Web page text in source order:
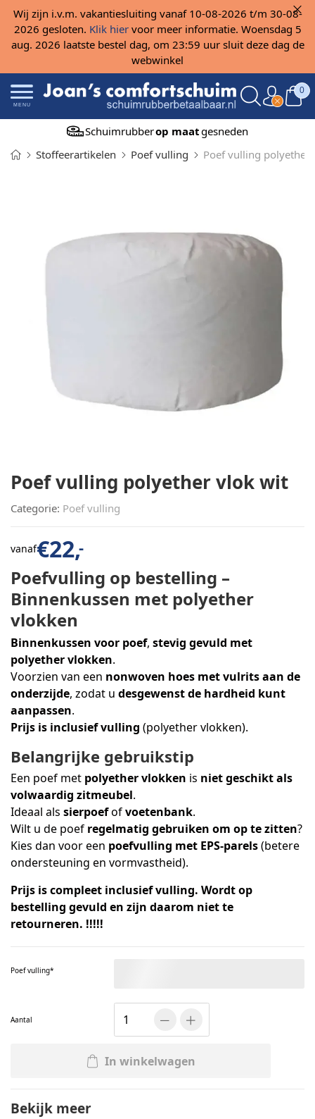
Wij zijn i.v.m. vakantiesluiting vanaf 10-08-2026 t/m 30-08-
2026 gesloten. Klik hiervoor meer informatie. Woensdag 5
aug. 2026 laatste bestel dag, om 23:59 uur sluit deze dag de
webwinkel
MENU
0
Schuimrubberop maatgesneden
Stoffeerartikelen
Poef vulling Poef vulling polyether
Poef vulling polyether vlok wit
Categorie: Poef vulling
vanaf€22,-
Poefvulling op bestelling –
Binnenkussen met polyether
vlokken
Binnenkussen voor poef, stevig gevuld met
polyether vlokken.
Voorzien van een nonwoven hoes met vulrits aan de
onderzijde, zodat u desgewenst de hardheid kunt
aanpassen.
Prijs is inclusief vulling (polyether vlokken).
Belangrijke gebruikstip
Een poef met polyether vlokken is niet geschikt als
volwaardig zitmeubel.
Ideaal als sierpoefofvoetenbank.
Wilt u de poef regelmatig gebruiken om op te zitten?
Kies dan voor een poefvulling met EPS-parels(betere
ondersteuning en vormvastheid).
Prijs is compleet inclusief vulling. Wordt op
bestelling gevuld en zijn daarom niet te
retourneren. !!!!!
Poef vulling
Aantal
In winkelwagen
Bekijk meer